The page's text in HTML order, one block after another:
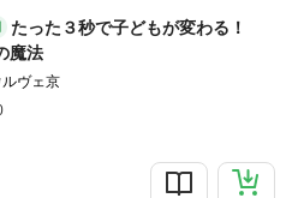
たった３秒で子どもが変わる！
魔法
ルヴェ京